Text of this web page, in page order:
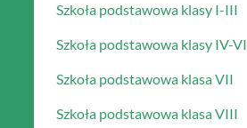
Szkoła podstawowa klasy I-III
Szkoła podstawowa klasy IV-VI
Szkoła podstawowa klasa VII
Szkoła podstawowa klasa VIII